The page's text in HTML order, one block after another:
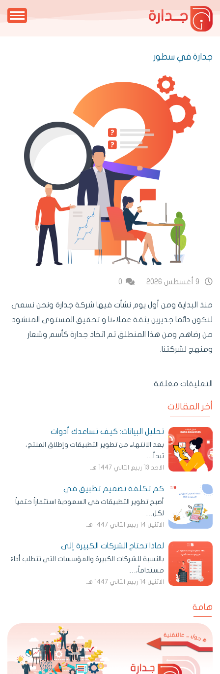
جــدارة
جدارة في سطور
0
منذ البداية ومن أول يوم نشأت فيها شركة جدارة ونحن نسعى
لنكون دائما جديرين بثقة عملاءنا و تحقيق المستوى المنشود
من رضاهم ومن هذا المنطلق تم اتخاذ جدارة كأسم وشعار
ومنهج لشركتنا.
التعليقات مغلقة.
أخر المقالات
تحليل البيانات: كيف تساعدك أدوات
بعد الانتهاء من تطوير التطبيقات وإطلاق المنتج،
تبدأ…
الاحد 13 ربيع الثاني 1447 هـ
كم تكلفة تصميم تطبيق في
أصبح تطوير التطبيقات في السعودية استثماراً حتمياً
لكل…
الاثنين 14 ربيع الثاني 1447 هـ
لماذا تحتاج الشركات الكبيرة إلى
بالنسبة للشركات الكبيرة والمؤسسات التي تتطلب أداءً
مستداماً،…
الاثنين 14 ربيع الثاني 1447 هـ
هامة